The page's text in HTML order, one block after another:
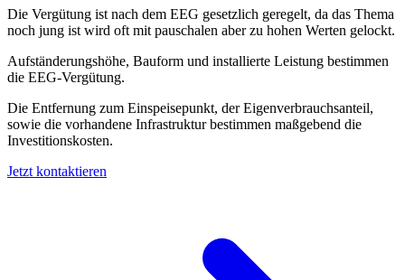
Die Vergütung ist nach dem EEG gesetzlich geregelt, da das Thema
noch jung ist wird oft mit pauschalen aber zu hohen Werten gelockt.​
Aufständerungshöhe, Bauform und installierte Leistung bestimmen
die EEG-Vergütung.
Die Entfernung zum Einspeisepunkt, der Eigenverbrauchsanteil,
sowie die vorhandene Infrastruktur bestimmen maßgebend die
Investitionskosten.
Jetzt kontaktieren